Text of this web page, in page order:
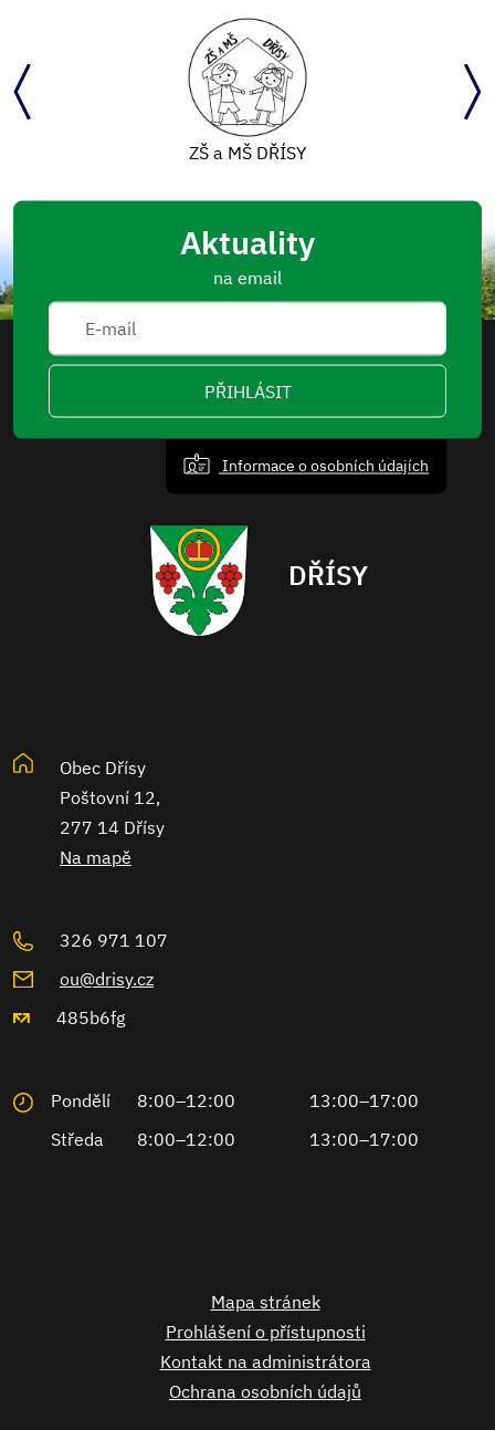
ZŠ a MŠ DŘÍSY
Aktuality
na email
PŘIHLÁSIT
Informace o osobních údajích
DŘÍSY
Obec Dřísy
Poštovní 12,
277 14 Dřísy
Na mapě
326 971 107
ou@drisy.cz
485b6fg
Pondělí 8:00–12:00
13:00–17:00
Středa
8:00–12:00 13:00–17:00
Mapa stránek
Prohlášení o přístupnosti
Kontakt na administrátora
Ochrana osobních údajů